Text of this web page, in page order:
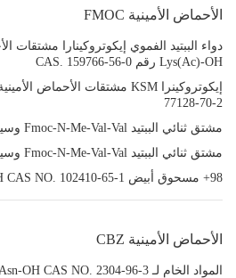
الأحماض الأمينية FMOC
Lys(Ac)-OH رقم CAS. 159766-56-0
77128-70-2
مشتق ثنائي الببتيد Fmoc-N-Me-Val-Val وسيط SPPS CAS 3119888-44-4
مشتق ثنائي الببتيد Fmoc-N-Me-Val-Val وسيط SPPS CAS 3119888-44-4
98+ مسحوق أبيض Fmoc-L-Phg-OH CAS NO. 102410-65-1
الأحماض الأمينية CBZ
المواد الخام لـ Icotrokinra Cbz-Asn-OH CAS NO. 2304-96-3